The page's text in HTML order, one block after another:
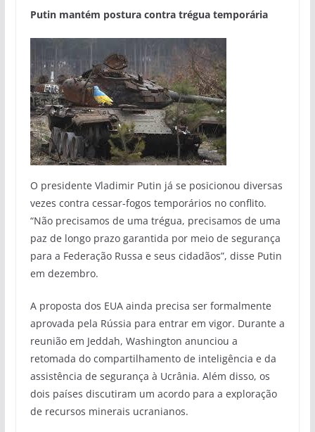
Putin mantém postura contra trégua temporária
O presidente Vladimir Putin já se posicionou diversas
vezes contra cessar-fogos temporários no conflito.
“Não precisamos de uma trégua, precisamos de uma
paz de longo prazo garantida por meio de segurança
para a Federação Russa e seus cidadãos”, disse Putin
em dezembro.
A proposta dos EUA ainda precisa ser formalmente
aprovada pela Rússia para entrar em vigor. Durante a
reunião em Jeddah, Washington anunciou a
retomada do compartilhamento de inteligência e da
assistência de segurança à Ucrânia. Além disso, os
dois países discutiram um acordo para a exploração
de recursos minerais ucranianos.